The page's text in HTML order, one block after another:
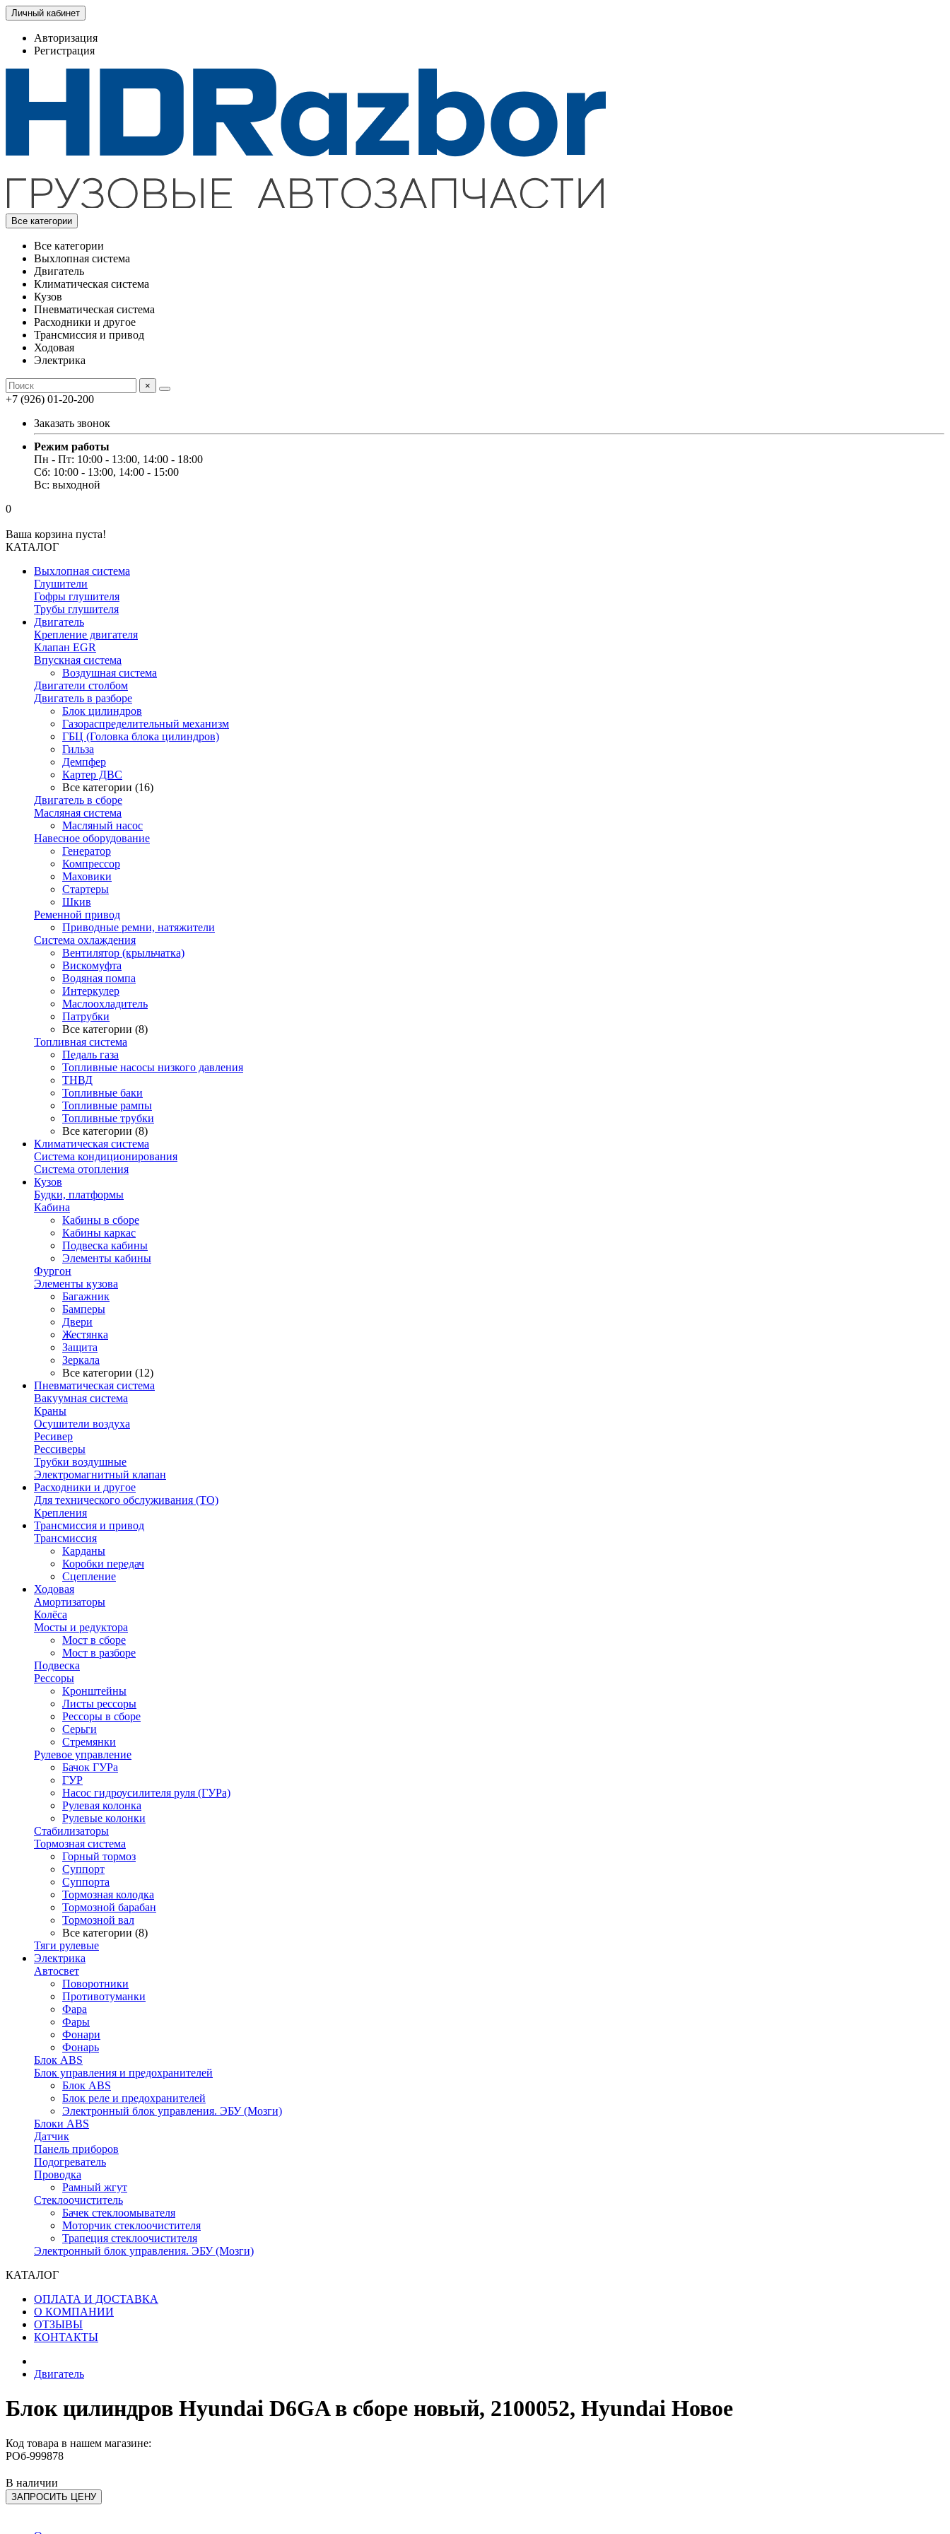
Личный кабинет
Авторизация
Регистрация
Все категории
Все категории
Выхлопная система
Двигатель
Климатическая система
Кузов
Пневматическая система
Расходники и другое
Трансмиссия и привод
Ходовая
Электрика
×
+7 (926) 01-20-200
Заказать звонок
Режим работы
Пн - Пт: 10:00 - 13:00, 14:00 - 18:00
Сб: 10:00 - 13:00, 14:00 - 15:00
Вс: выходной
0
Ваша корзина пуста!
КАТАЛОГ
Выхлопная система
Глушители
Гофры глушителя
Трубы глушителя
Двигатель
Крепление двигателя
Клапан EGR
Впускная система
Воздушная система
Двигатели столбом
Двигатель в разборе
Блок цилиндров
Газораспределительный механизм
ГБЦ (Головка блока цилиндров)
Гильза
Демпфер
Картер ДВС
Все категории (16)
Двигатель в сборе
Масляная система
Масляный насос
Навесное оборудование
Генератор
Компрессор
Маховики
Стартеры
Шкив
Ременной привод
Приводные ремни, натяжители
Система охлаждения
Вентилятор (крыльчатка)
Вискомуфта
Водяная помпа
Интеркулер
Маслоохладитель
Патрубки
Все категории (8)
Топливная система
Педаль газа
Топливные насосы низкого давления
ТНВД
Топливные баки
Топливные рампы
Топливные трубки
Все категории (8)
Климатическая система
Система кондиционирования
Система отопления
Кузов
Будки, платформы
Кабина
Кабины в сборе
Кабины каркас
Подвеска кабины
Элементы кабины
Фургон
Элементы кузова
Багажник
Бамперы
Двери
Жестянка
Защита
Зеркала
Все категории (12)
Пневматическая система
Вакуумная система
Краны
Осушители воздуха
Ресивер
Рессиверы
Трубки воздушные
Электромагнитный клапан
Расходники и другое
Для технического обслуживания (ТО)
Крепления
Трансмиссия и привод
Трансмиссия
Карданы
Коробки передач
Сцепление
Ходовая
Амортизаторы
Колёса
Мосты и редуктора
Мост в сборе
Мост в разборе
Подвеска
Рессоры
Кронштейны
Листы рессоры
Рессоры в сборе
Серьги
Стремянки
Рулевое управление
Бачок ГУРа
ГУР
Насос гидроусилителя руля (ГУРа)
Рулевая колонка
Рулевые колонки
Стабилизаторы
Тормозная система
Горный тормоз
Суппорт
Суппорта
Тормозная колодка
Тормозной барабан
Тормозной вал
Все категории (8)
Тяги рулевые
Электрика
Автосвет
Поворотники
Противотуманки
Фара
Фары
Фонари
Фонарь
Блок ABS
Блок управления и предохранителей
Блок ABS
Блок реле и предохранителей
Электронный блок управления. ЭБУ (Мозги)
Блоки ABS
Датчик
Панель приборов
Подогреватель
Проводка
Рамный жгут
Стеклоочиститель
Бачек стеклоомывателя
Моторчик стеклоочистителя
Трапеция стеклоочистителя
Электронный блок управления. ЭБУ (Мозги)
КАТАЛОГ
ОПЛАТА И ДОСТАВКА
О КОМПАНИИ
ОТЗЫВЫ
КОНТАКТЫ
Двигатель
Блок цилиндров Hyundai D6GA в сборе новый, 2100052, Hyundai Новое
Код товара в нашем магазине:
РОб-999878
В наличии
ЗАПРОСИТЬ ЦЕНУ